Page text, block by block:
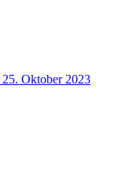
25. Oktober 2023